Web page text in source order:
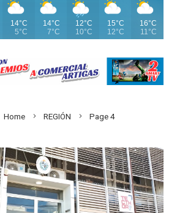
14°C
5°C
14°C
7°C
12°C
10°C
15°C
12°C
16°C
11°C
Home REGIÓN Page 4